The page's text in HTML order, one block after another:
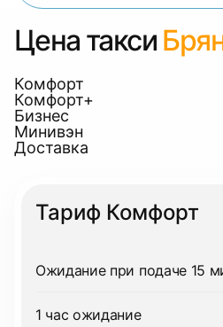
Цена такси
Комфорт
Комфорт+
Бизнес
Минивэн
Доставка
Тариф Комфорт
Ожидание при подаче 15
1 час ожидание